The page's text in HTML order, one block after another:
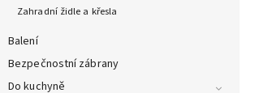
Zahradní židle a křesla
Balení
Bezpečnostní zábrany
Do kuchyně